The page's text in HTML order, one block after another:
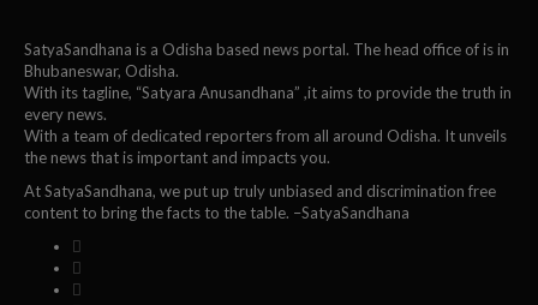
SatyaSandhana is a Odisha based news portal. The head office of is in
Bhubaneswar, Odisha.
With its tagline, “Satyara Anusandhana” ,it aims to provide the truth in
every news.
With a team of dedicated reporters from all around Odisha. It unveils
the news that is important and impacts you.
At SatyaSandhana, we put up truly unbiased and discrimination free
content to bring the facts to the table. –SatyaSandhana